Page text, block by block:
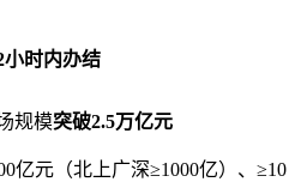
小时内办结
规模突破2.5万亿元
亿元（北上广深≥1000亿）、≥10